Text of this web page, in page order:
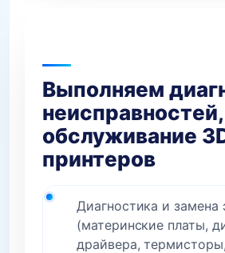
Выполняем
обслуживание
принтеров
Диагностика и замена
(материнские платы,
драйвера, термисторы,